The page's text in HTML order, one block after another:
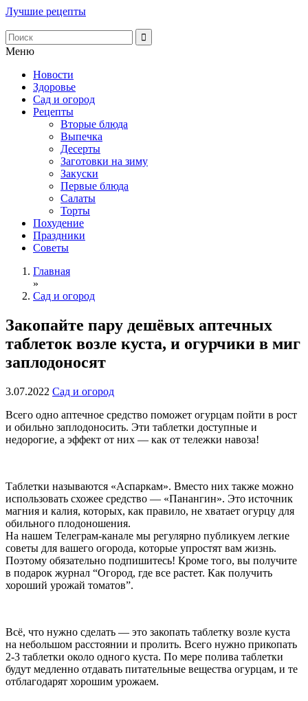
Лучшие рецепты
Меню
Новости
Здоровье
Сад и огород
Рецепты
Вторые блюда
Выпечка
Десерты
Заготовки на зиму
Закуски
Первые блюда
Салаты
Торты
Похудение
Праздники
Советы
Главная
»
Сад и огород
Закопайте пару дешёвых аптечных
таблеток возле куста, и огурчики в миг
заплодоносят
3.07.2022 Сад и огород
Всего одно аптечное средство поможет огурцам пойти в рост
и обильно заплодоносить. Эти таблетки доступные и
недорогие, а эффект от них — как от тележки навоза!
Таблетки называются «Аспаркам». Вместо них также можно
использовать схожее средство — «Панангин». Это источник
магния и калия, которых, как правило, не хватает огурцу для
обильного плодоношения.
На нашем Телеграм-канале мы регулярно публикуем легкие
советы для вашего огорода, которые упростят вам жизнь.
Поэтому обязательно подпишитесь! Кроме того, вы получите
в подарок журнал “Огород, где все растет. Как получить
хороший урожай томатов”.
Всё, что нужно сделать — это закопать таблетку возле куста
на небольшом расстоянии и пролить. Всего нужно прикопать
2-3 таблетки около одного куста. По мере полива таблетки
будут медленно отдавать питательные вещества огурцам, и те
отблагодарят хорошим урожаем.